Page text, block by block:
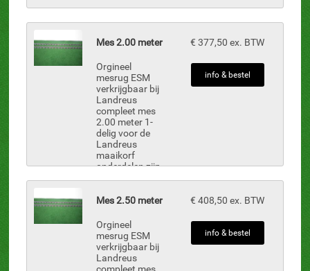
Mes 2.00 meter
Orgineel
mesrug ESM
verkrijgbaar bij
Landreus
compleet mes
2.00 meter 1-
delig voor de
Landreus
maaikorf
onderdelen zijn
Inclusief: MBN-
nokmesjes MB-
10-A, 18 st.
mesjes 4mm /
5-gaats...
€ 377,50 ex. BTW
info & bestel
Mes 2.50 meter
Orgineel
mesrug ESM
verkrijgbaar bij
Landreus
€ 408,50 ex. BTW
info & bestel